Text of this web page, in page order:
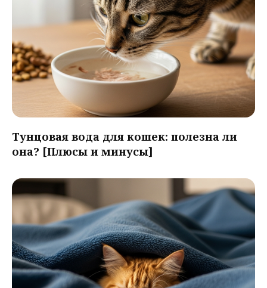
Тунцовая вода для кошек: полезна ли
она? [Плюсы и минусы]